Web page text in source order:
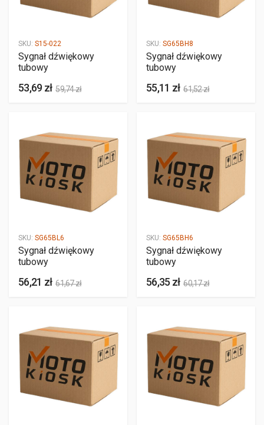
SKU: S15-022
Sygnał dźwiękowy
tubowy
53,69 zł 59,74 zł
SKU: SG65BH8
Sygnał dźwiękowy
tubowy
55,11 zł 61,52 zł
SKU: SG65BL6
Sygnał dźwiękowy
tubowy
56,21 zł 61,67 zł
SKU: SG65BH6
Sygnał dźwiękowy
tubowy
56,35 zł 60,17 zł